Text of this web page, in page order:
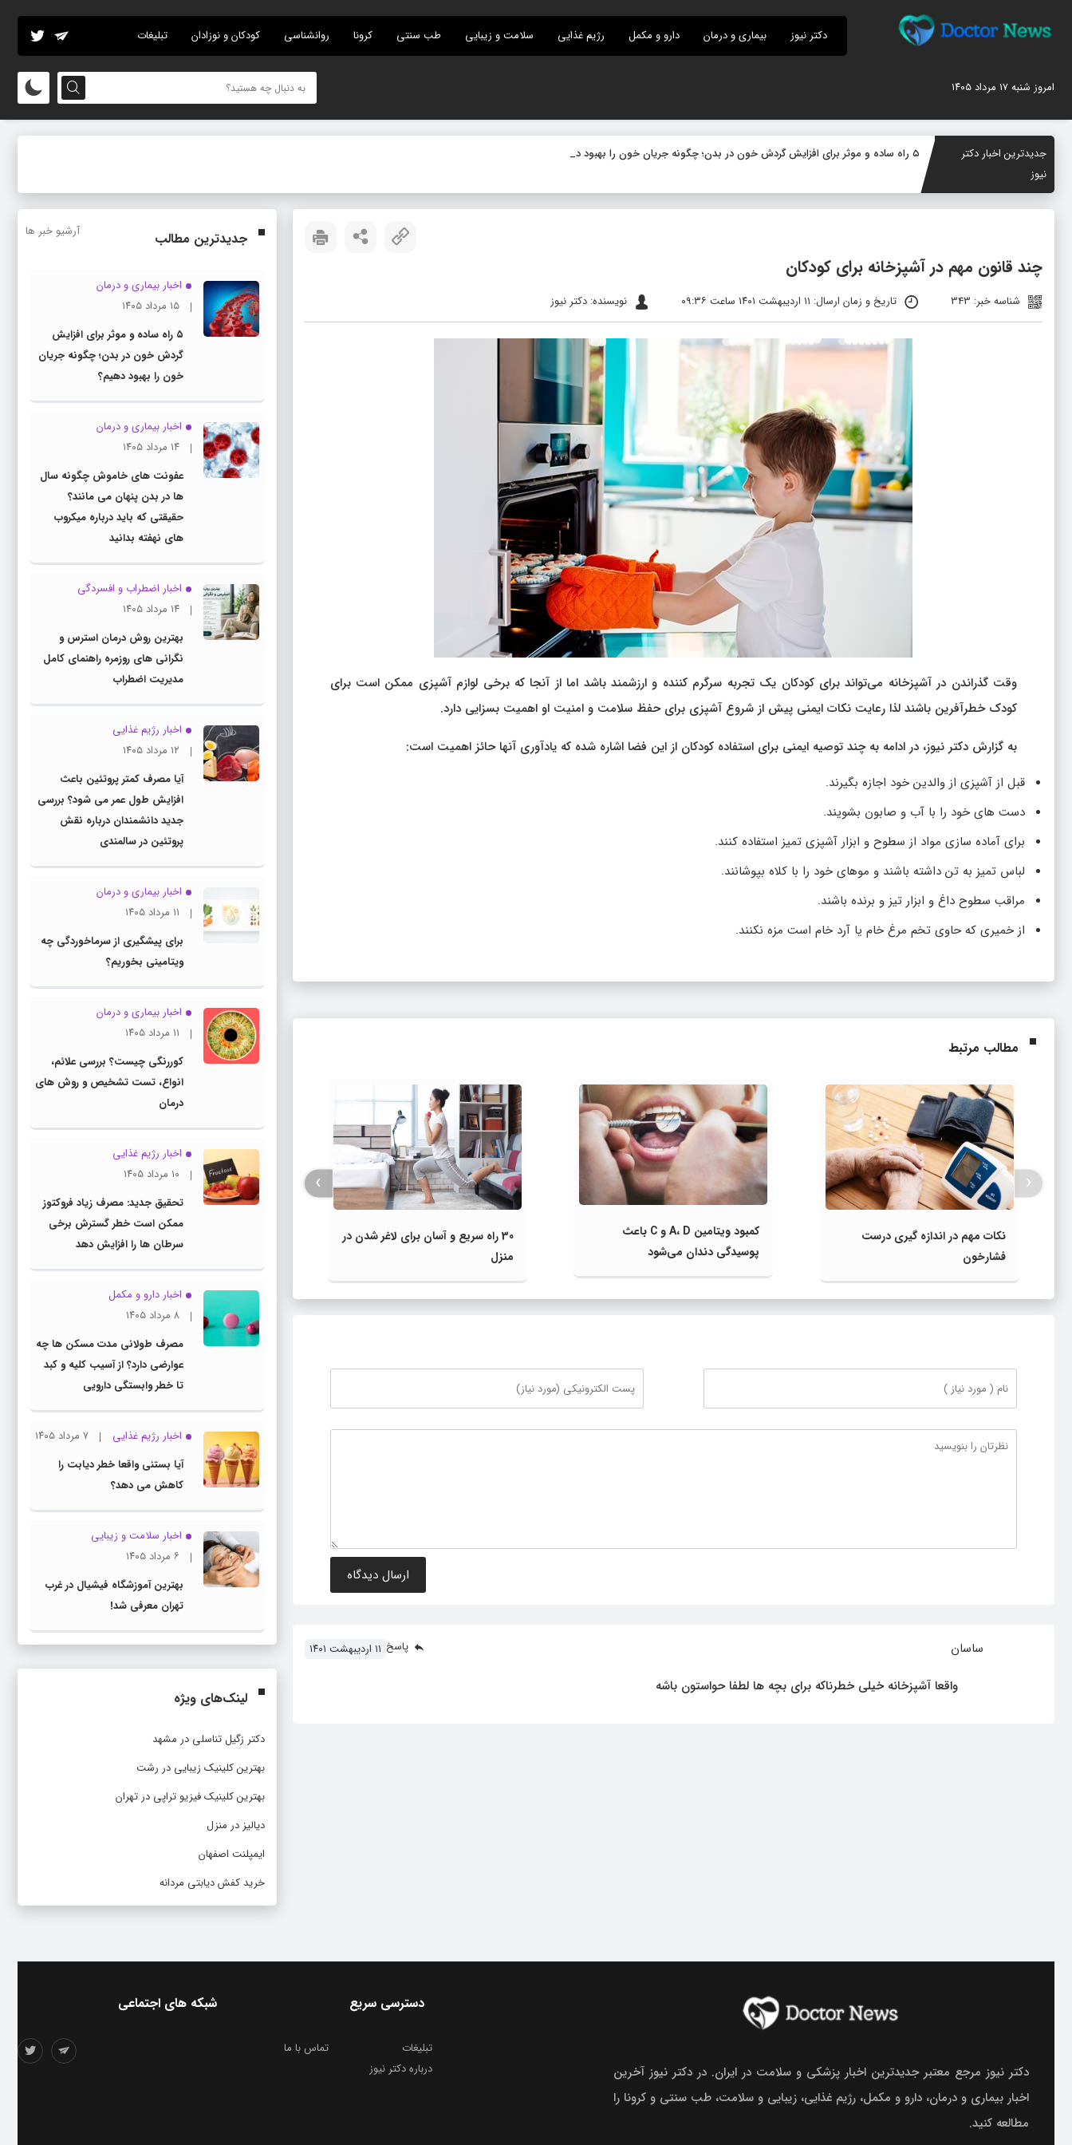
دکتر نیوز بیماری و درمان دارو و مکمل رژیم غذایی سلامت و زیبایی طب سنتی کرونا روانشناسی کودکان و نوزادان تبلیغات
امروز شنبه ۱۷ مرداد ۱۴۰۵
جدیدترین اخبار دکتر
نیوز
۵ راه ساده و موثر برای افزایش گردش خون در بدن؛ چگونه جریان خون را بهبود دهیم؟
چند قانون مهم در آشپزخانه برای کودکان
شناسه خبر: 343 تاریخ و زمان ارسال: ۱۱ اردیبهشت ۱۴۰۱ ساعت ۰۹:۳۶ نویسنده: دکتر نیوز
وقت گذراندن در آشپزخانه می‌تواند برای کودکان یک تجربه سرگرم کننده و ارزشمند باشد اما از آنجا که برخی لوازم آشپزی ممکن است برای
کودک خطرآفرین باشند لذا رعایت نکات ایمنی پیش از شروع آشپزی برای حفظ سلامت و امنیت او اهمیت بسزایی دارد.
به گزارش دکتر نیوز، در ادامه به چند توصیه ایمنی برای استفاده کودکان از این فضا اشاره شده که یادآوری آنها حائز اهمیت است:
قبل از آشپزی از والدین خود اجازه بگیرند.
دست های خود را با آب و صابون بشویند.
برای آماده سازی مواد از سطوح و ابزار آشپزی تمیز استفاده کنند.
لباس تمیز به تن داشته باشند و موهای خود را با کلاه بپوشانند.
مراقب سطوح داغ و ابزار تیز و برنده باشند.
از خمیری که حاوی تخم مرغ خام یا آرد خام است مزه نکنند.
مطالب مرتبط
نکات مهم در اندازه گیری درست
فشارخون
کمبود ویتامین‌ A، D و C باعث
پوسیدگی دندان می‌شود
30 راه سریع و آسان برای لاغر شدن در
منزل
معرفی بهترین برندهای ایمپلنت آلمانی
‹
›
ساسان ۱۱ اردیبهشت ۱۴۰۱ پاسخ
واقعاآشپزخانه خیلی خطرناکه برای بچه ها لطفا حواستون باشه
جدیدترین مطالب آرشیو خبر ها
اخبار بیماری و درمان
۱۵ مرداد ۱۴۰۵
۵ راه ساده و موثر برای افزایش
گردش خون در بدن؛ چگونه جریان
خون را بهبود دهیم؟
اخبار بیماری و درمان
۱۴ مرداد ۱۴۰۵
عفونت های خاموش چگونه سال
ها در بدن پنهان می مانند؟
حقیقتی که باید درباره میکروب
های نهفته بدانید
اخبار اضطراب و افسردگی
۱۴ مرداد ۱۴۰۵
بهترین روش درمان استرس و
نگرانی های روزمره راهنمای کامل
مدیریت اضطراب
اخبار رژیم غذایی
۱۲ مرداد ۱۴۰۵
آیا مصرف کمتر پروتئین باعث
افزایش طول عمر می شود؟ بررسی
جدید دانشمندان درباره نقش
پروتئین در سالمندی
اخبار بیماری و درمان
۱۱ مرداد ۱۴۰۵
برای پیشگیری از سرماخوردگی چه
ویتامینی بخوریم؟
اخبار بیماری و درمان
۱۱ مرداد ۱۴۰۵
کوررنگی چیست؟ بررسی علائم،
انواع، تست تشخیص و روش های
درمان
اخبار رژیم غذایی
۱۰ مرداد ۱۴۰۵
تحقیق جدید: مصرف زیاد فروکتوز
ممکن است خطر گسترش برخی
سرطان ها را افزایش دهد
اخبار دارو و مکمل
۸ مرداد ۱۴۰۵
مصرف طولانی مدت مسکن ها چه
عوارضی دارد؟ از آسیب کلیه و کبد
تا خطر وابستگی دارویی
اخبار رژیم غذایی
۷ مرداد ۱۴۰۵
آیا بستنی واقعا خطر دیابت را
کاهش می دهد؟
اخبار سلامت و زیبایی
۶ مرداد ۱۴۰۵
بهترین آموزشگاه فیشیال در غرب
تهران معرفی شد!
لینک‌های ویژه
دکتر زگیل تناسلی در مشهد
بهترین کلینیک زیبایی در رشت
بهترین کلینیک فیزیو تراپی در تهران
دیالیز در منزل
ایمپلنت اصفهان
خرید کفش دیابتی مردانه
دکتر نیوز مرجع معتبر جدیدترین اخبار پزشکی و سلامت در ایران. در دکتر نیوز آخرین
اخبار بیماری و درمان، دارو و مکمل، رژیم غذایی، زیبایی و سلامت، طب سنتی و کرونا را
مطالعه کنید.
شبکه های اجتماعی دسترسی سریع
تبلیغات
تماس با ما
درباره دکتر نیوز